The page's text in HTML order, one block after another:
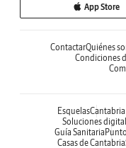
App Store
ContactarQuiénes
Condiciones
EsquelasCantabria
Soluciones
Guía Sanitaria
Casas de Cantabria